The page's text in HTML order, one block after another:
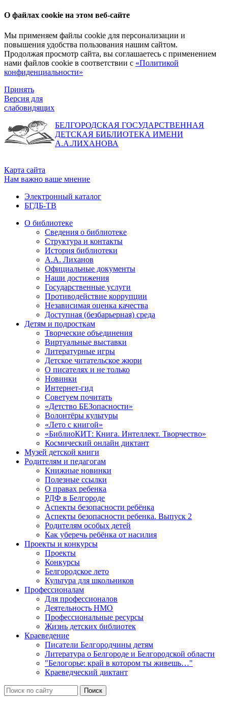
О файлах cookie на этом веб-сайте
Мы применяем файлы cookie для персонализации и
повышения удобства пользования нашим сайтом.
Продолжая просмотр сайта, вы соглашаетесь с применением
нами файлов cookie в соответствии с «Политикой
конфиденциальности»
Принять
Версия для
слабовидящих
БЕЛГОРОДСКАЯ ГОСУДАРСТВЕННАЯ
ДЕТСКАЯ БИБЛИОТЕКА ИМЕНИ
А.А.ЛИХАНОВА
Карта сайта
Нам важно ваше мнение
Электронный каталог
БГДБ-ТВ
О библиотеке
Сведения о библиотеке
Структура и контакты
История библиотеки
А.А. Лиханов
Официальные документы
Наши достижения
Государственные услуги
Противодействие коррупции
Независимая оценка качества
Доступная (безбарьерная) среда
Детям и подросткам
Творческие объединения
Виртуальные выставки
Литературные игры
Детское читательское жюри
О писателях и не только
Новинки
Интернет-гид
Советуем почитать
«Детство БЕЗопасности»
Волонтёры культуры
«Лето с книгой»
«БиблиоКИТ: Книга. Интеллект. Творчество»
Космический онлайн диктант
Музей детской книги
Родителям и педагогам
Книжные новинки
Полезные ссылки
О правах ребенка
РДФ в Белгороде
Аспекты безопасности ребёнка
Аспекты безопасности ребенка. Выпуск 2
Родителям особых детей
Как уберечь ребёнка от насилия
Проекты и конкурсы
Проекты
Конкурсы
Белгородское лето
Культура для школьников
Профессионалам
Для профессионалов
Деятельность НМО
Профессиональные ресурсы
Жизнь детских библиотек
Краеведение
Писатели Белгородчины детям
Литература о Белгороде и Белгородской области
"Белогорье: край в котором ты живешь…"
Краеведческий диктант